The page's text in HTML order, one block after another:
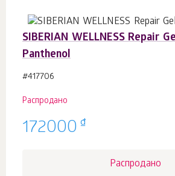
SIBERIAN WELLNESS Repair
Panthenol
#417706
Распродано
172000 ₫
Распродано